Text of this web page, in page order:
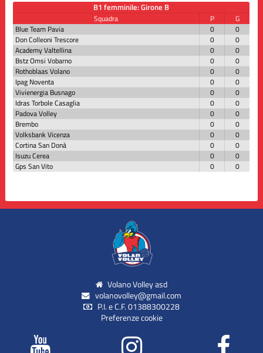
B1 femminile: Girone B
Squadra P
G
Blue Team Pavia
0
0
Don Colleoni Trescore
0
0
Academy Valtellina
0
0
Bstz Omsi Vobarno
0
0
Rothoblaas Volano
0
0
Ipag Noventa
0
0
Vivienergia Busnago
0
0
Idras Torbole Casaglia
0
0
Padova Volley
0
0
Brembo
0
0
Volksbank Vicenza
0
0
Cortina San Donà
0
0
Isuzu Cerea
0
0
Gps San Vito
0 0
Volano Volley asd
volanovolley@gmail.com
P.I. e C.F. 01388300228
Preferenze cookie